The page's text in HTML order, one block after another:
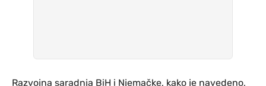
Razvojna saradnja BiH i Njemačke, kako je navedeno,